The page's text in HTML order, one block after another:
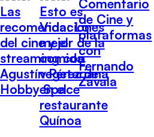
Las
recomendaciones
del cine y el
streaming con
Agustín Pérez de
Hobby Space
Esto es
Vida: Lo
mejor de la
comida
vegetariana
en el
restaurante
Quínoa
Comentario
de Cine y
plataformas
con
Fernando
Zavala